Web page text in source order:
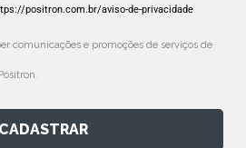
positron.com.br/aviso-de-privacidade
comunicações e promoções de serviços de
CADASTRAR